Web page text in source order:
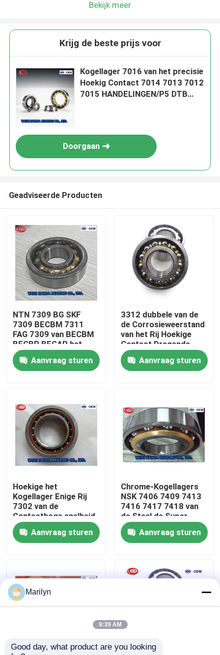
Huis
Ongeveer ons
Fabrieksreis
Kwaliteitscontrole
Contacteer ons
Gevallen
Sferisch Rollager
Bekijk meer
Krijg de beste prijs voor
Kogellager 7016 van het precisie
Hoekig Contact 7014 7013 7012
7015 HANDELINGEN/P5 DTB
Doorgaan
Geadviseerde Producten
NTN 7309 BG SKF
7309 BECBM 7311
FAG 7309 van BECBM
BECBP BEGAP het
Kogellager van BMCB
Aanvraag sturen
3312 dubbele van de
de Corrosieweerstand
van het Rij Hoekige
Contact Dragende
Grootte
60x130x54mm
Aanvraag sturen
Hoekige het
Kogellager Enige Rij
7302 van de
Contacthoge snelheid
7306 7309 7312 7317
7318Aanvraag sturen
Chrome-Kogellagers
NSK 7406 7409 7413
7416 7417 7418 van
de Staal de Super
Precisie omdat C AC
Aanvraag sturen
Marilyn
9:39 AM
Good day, what product are you looking